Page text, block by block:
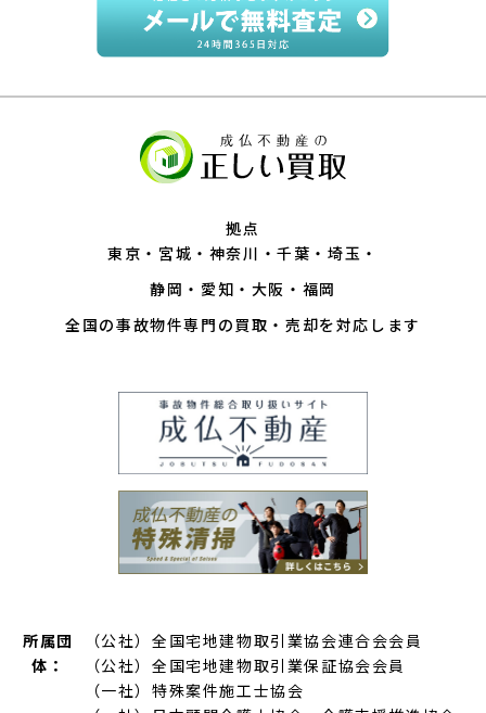
拠点
東京
宮城 神奈川 千葉
埼玉
静岡
愛知 大阪
福岡
全国の事故物件専門の買取・売却を対応します
所属団
体：
（公社）全国宅地建物取引業協会連合会会員
（公社）全国宅地建物取引業保証協会会員
（一社）特殊案件施工士協会